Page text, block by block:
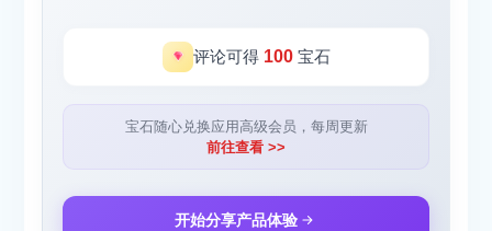
评论可得 100宝石
宝石随心兑换应用高级会员，每周更新
前往查看 >>
开始分享产品体验